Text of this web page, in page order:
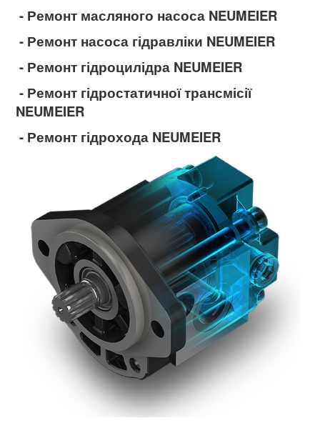
- Ремонт масляного насоса NEUMEIER
- Ремонт насоса гідравліки NEUMEIER
- Ремонт гідроцилідра NEUMEIER
- Ремонт гідростатичної трансмісії
NEUMEIER
- Ремонт гідрохода NEUMEIER